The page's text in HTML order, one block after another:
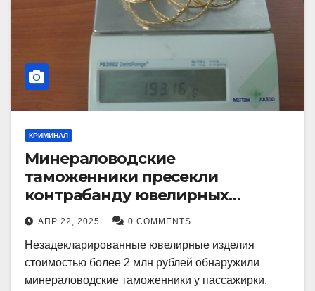
КРИМИНАЛ
Минераловодские
таможенники пресекли
контрабанду ювелирных
изделий на 2 млн рублей
АПР 22, 2025 0 COMMENTS
Незадекларированные ювелирные изделия
стоимостью более 2 млн рублей обнаружили
минераловодские таможенники у пассажирки,